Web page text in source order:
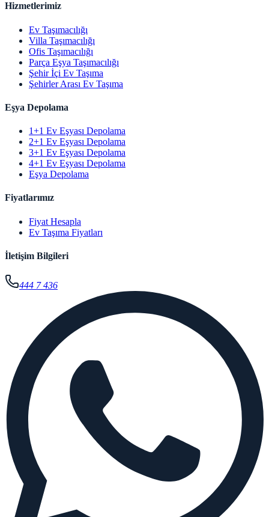
Hizmetlerimiz
Ev Taşımacılığı
Villa Taşımacılığı
Ofis Taşımacılığı
Parça Eşya Taşımacılığı
Şehir İçi Ev Taşıma
Şehirler Arası Ev Taşıma
Eşya Depolama
1+1 Ev Eşyası Depolama
2+1 Ev Eşyası Depolama
3+1 Ev Eşyası Depolama
4+1 Ev Eşyası Depolama
Eşya Depolama
Fiyatlarımız
Fiyat Hesapla
Ev Taşıma Fiyatları
İletişim Bilgileri
444 7 436